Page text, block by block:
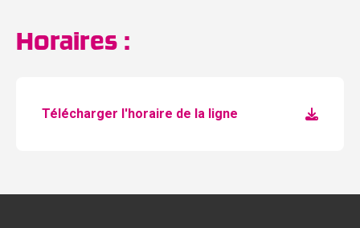
Horaires :
Télécharger l'horaire de la ligne